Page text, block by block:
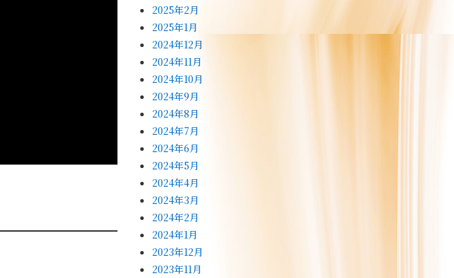
2025年2月
2025年1月
2024年12月
2024年11月
2024年10月
2024年9月
2024年8月
2024年7月
2024年6月
2024年5月
2024年4月
2024年3月
2024年2月
2024年1月
2023年12月
2023年11月